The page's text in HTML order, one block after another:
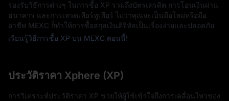
รองรับวิธีการต่างๆ ในการซื้อ XP รวมถึงบัตรเครดิต การโอนเงินผ่าน
ธนาคาร และการเทรดเพียร์ทูเพียร์ ไม่ว่าคุณจะเป็นมือใหม่หรือมือ
อาชีพ MEXC ก็ทำให้การซื้อสกุลเงินดิจิทัลเป็นเรื่องง่ายและปลอดภัย
เรียนรู้วิธีการซื้อ XP บน MEXC ตอนนี้!
ประวัติราคา Xphere (XP)
การวิเคราะห์ประวัติราคา XP ช่วยให้ผู้ใช้เข้าใจถึงการเคลื่อนไหวของ